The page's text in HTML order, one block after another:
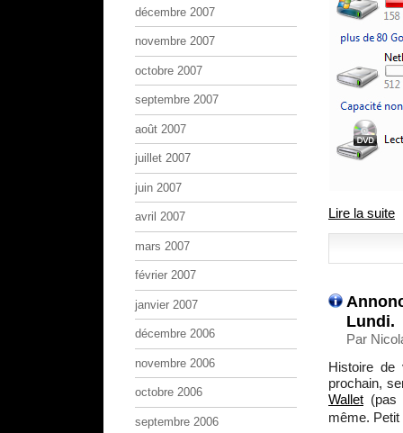
Lire la suite
Lundi.
Par
Histoire
prochain,
Wallet (pas
même.
décembre 2007
novembre 2007
octobre 2007
septembre 2007
août 2007
juillet 2007
juin 2007
avril 2007
mars 2007
février 2007
janvier 2007
décembre 2006
novembre 2006
octobre 2006
septembre 2006